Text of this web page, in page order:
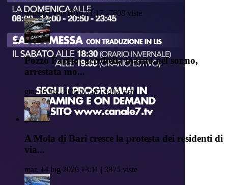
dom, 02 ago 2026 21:17 | 7608 viste
Pozzo Faceto: accoltella marito nel sonno,
arrestata mo...
gio, 16 lug 2026 07:58 | 5402 viste
A Mola di Bari cresce la protesta dei residenti di
via...
mar, 14 lug 2026 13:11 | 3875 viste